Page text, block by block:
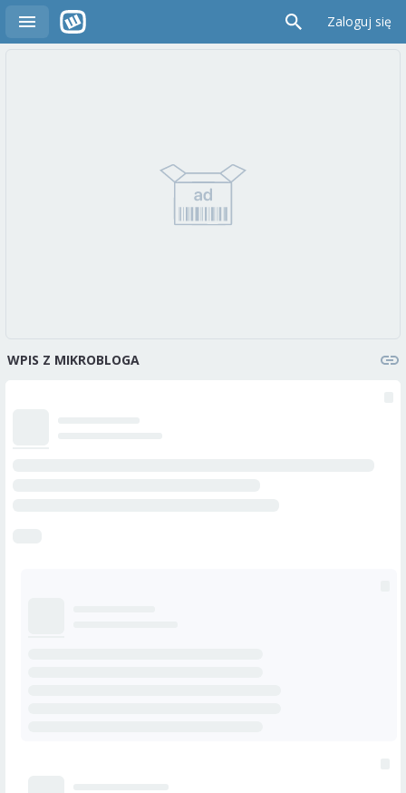
Zaloguj się
WPIS Z MIKROBLOGA